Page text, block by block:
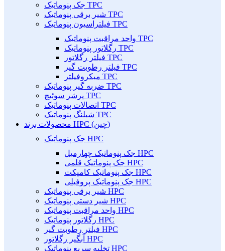
جک پنوماتیک TPC
شیر برقی پنوماتیک TPC
فیلتراسیون پنوماتیک TPC
واحد مراقبت پنوماتیک TPC
رگلاتور پنوماتیک TPC
فیلتر رگلاتور TPC
فیلتر رطوبت گیر TPC
میکروفیلتر TPC
ضربه گیر پنوماتیک TPC
پرشر سوئیچ TPC
اتصالات پنوماتیک TPC
شیلنگ پنوماتیک TPC
محصولات برند HPC (چین)
جک پنوماتیک HPC
جک پنوماتیک چهارمیل HPC
جک پنوماتیک قلمی HPC
جک پنوماتیک کامپکت HPC
جک پنوماتیک پروفیلی HPC
شیر برقی پنوماتیک HPC
شیر دستی پنوماتیک HPC
واحد مراقبت پنوماتیک HPC
رگلاتور پنوماتیک HPC
فیلتر رطوبت گیر HPC
آبگیر رگلاتور HPC
تخلیه سریع پنوماتیک HPC